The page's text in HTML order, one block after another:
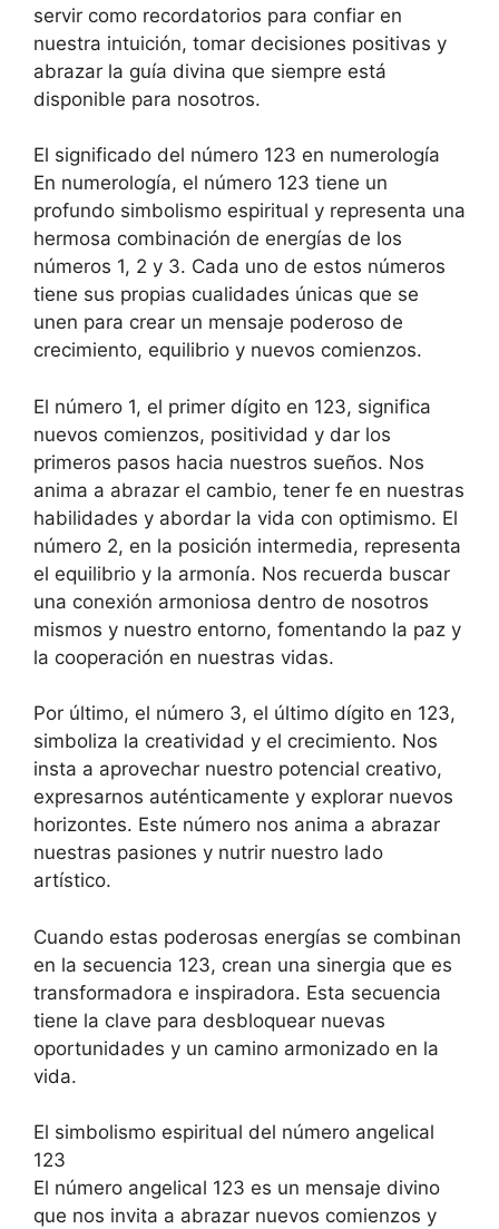
servir como recordatorios para confiar en
nuestra intuición, tomar decisiones positivas y
abrazar la guía divina que siempre está
disponible para nosotros.
El significado del número 123 en numerología
En numerología, el número 123 tiene un
profundo simbolismo espiritual y representa una
hermosa combinación de energías de los
números 1, 2 y 3. Cada uno de estos números
tiene sus propias cualidades únicas que se
unen para crear un mensaje poderoso de
crecimiento, equilibrio y nuevos comienzos.
El número 1, el primer dígito en 123, significa
nuevos comienzos, positividad y dar los
primeros pasos hacia nuestros sueños. Nos
anima a abrazar el cambio, tener fe en nuestras
habilidades y abordar la vida con optimismo. El
número 2, en la posición intermedia, representa
el equilibrio y la armonía. Nos recuerda buscar
una conexión armoniosa dentro de nosotros
mismos y nuestro entorno, fomentando la paz y
la cooperación en nuestras vidas.
Por último, el número 3, el último dígito en 123,
simboliza la creatividad y el crecimiento. Nos
insta a aprovechar nuestro potencial creativo,
expresarnos auténticamente y explorar nuevos
horizontes. Este número nos anima a abrazar
nuestras pasiones y nutrir nuestro lado
artístico.
Cuando estas poderosas energías se combinan
en la secuencia 123, crean una sinergia que es
transformadora e inspiradora. Esta secuencia
tiene la clave para desbloquear nuevas
oportunidades y un camino armonizado en la
vida.
El simbolismo espiritual del número angelical
123
El número angelical 123 es un mensaje divino
que nos invita a abrazar nuevos comienzos y